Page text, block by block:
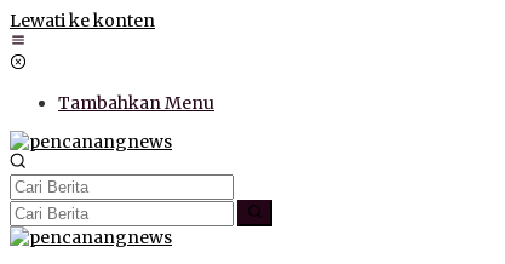
Lewati ke konten
Tambahkan Menu